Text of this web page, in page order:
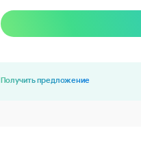
Получить предложение